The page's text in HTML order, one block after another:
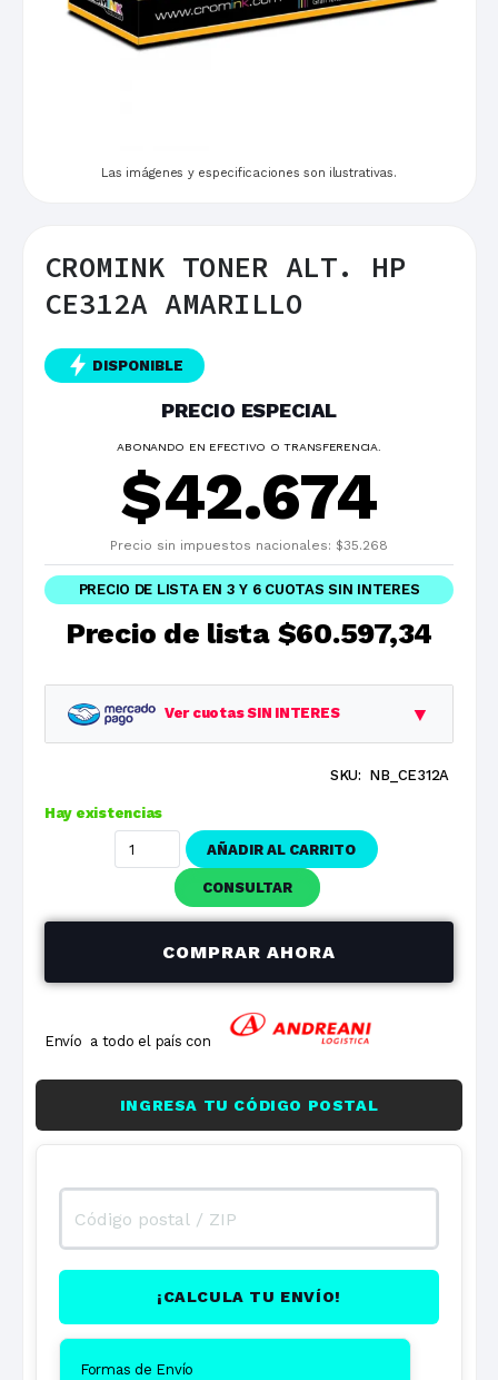
Las imágenes y especificaciones son ilustrativas.
CROMINK TONER ALT. HP
CE312A AMARILLO
DISPONIBLE
PRECIO ESPECIAL
ABONANDO EN EFECTIVO O TRANSFERENCIA.
$42.674
Precio sin impuestos nacionales: $35.268
PRECIO DE LISTA EN 3 Y 6 CUOTAS SIN INTERES
Precio de lista $60.597,34
Ver cuotas SIN INTERES ▼
Total
1 cuotas
3 cuotas $20.199,11 $60.597,34
$10.099,56
SKU: NB_CE312A
Hay existencias
AÑADIR AL CARRITO
CONSULTAR
COMPRAR AHORA
Envío a todo el país con
INGRESA TU CÓDIGO POSTAL
¡CALCULA TU ENVÍO!
Formas de Envío